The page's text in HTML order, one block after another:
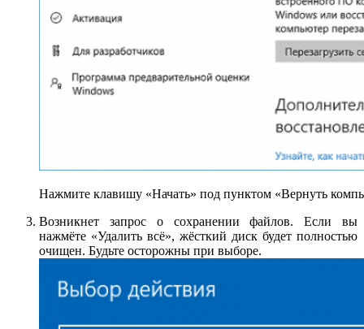
Нажмите клавишу «Начать» под пунктом «Вернуть
Возникнет запрос о сохранении файлов. Если вы
нажмёте «Удалить всё», жёсткий диск будет полностью
очищен. Будьте осторожны при выборе.